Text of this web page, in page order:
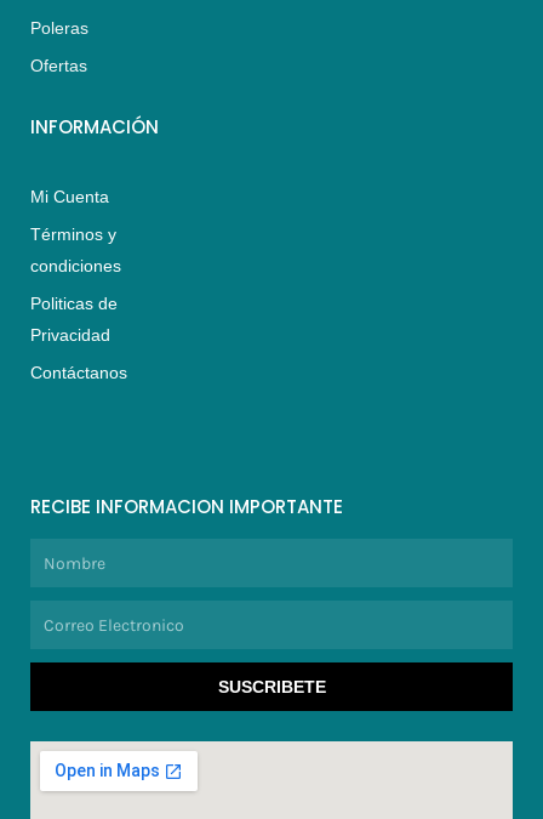
Poleras
Ofertas
INFORMACIÓN
Mi Cuenta
Términos y
condiciones
Politicas de
Privacidad
Contáctanos
RECIBE INFORMACION IMPORTANTE
SUSCRIBETE